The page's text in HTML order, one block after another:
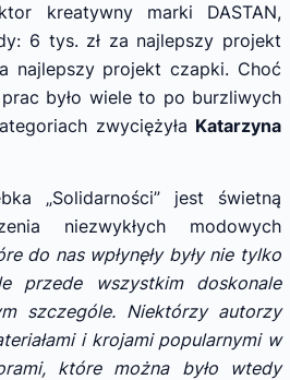
kreatywny marki DASTAN,
6 tys. zł za najlepszy projekt
najlepszy projekt czapki. Choć
było wiele to po burzliwych
zwyciężyła Katarzyna
„Solidarności” jest świetną
niezwykłych modowych
do nas wpłynęły były nie tylko
przede wszystkim doskonale
szczególe. Niektórzy autorzy
i krojami popularnymi w
które można było wtedy